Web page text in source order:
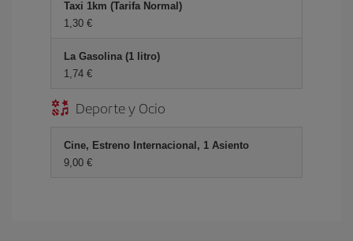
Taxi 1km (Tarifa Normal)
1,30 €
La Gasolina (1 litro)
1,74 €
Deporte y Ocio
Cine, Estreno Internacional, 1 Asiento
9,00 €